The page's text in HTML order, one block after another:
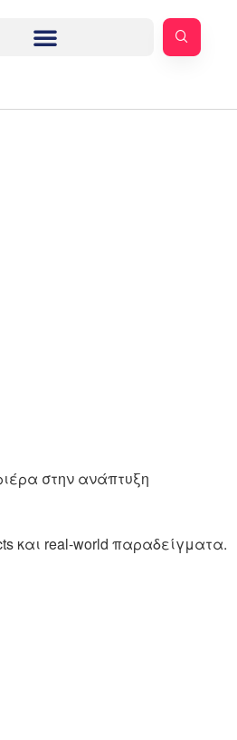
στην ανάπτυξη
και real-world παραδείγματα.